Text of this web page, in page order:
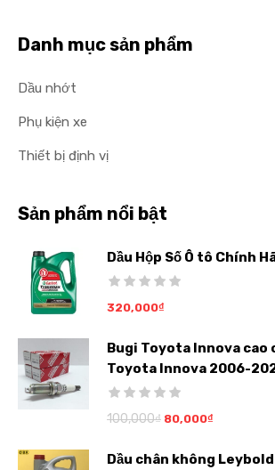
Danh mục sản phẩm
Dầu nhớt
Phụ kiện xe
Thiết bị định vị
Sản phẩm nổi bật
Dầu Hộp Số Ô tô Chính
320,000₫
Bugi Toyota Innova cao
Toyota Innova 2006-
100,000₫ 80,000₫
Dầu chân không